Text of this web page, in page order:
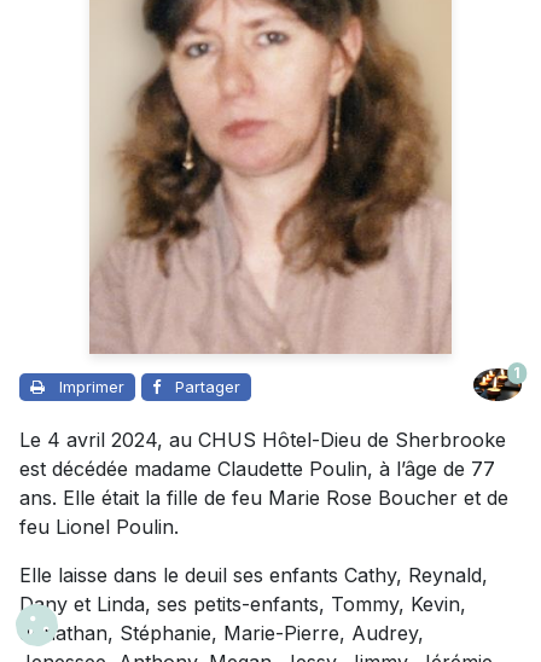
Imprimer Partager
1
Le 4 avril 2024, au CHUS Hôtel-Dieu de Sherbrooke
est décédée madame Claudette Poulin, à l’âge de 77
ans. Elle était la fille de feu Marie Rose Boucher et de
feu Lionel Poulin.
Elle laisse dans le deuil ses enfants Cathy, Reynald,
Dany et Linda, ses petits-enfants, Tommy, Kevin,
Jonathan, Stéphanie, Marie-Pierre, Audrey,